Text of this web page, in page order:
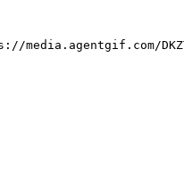
media.agentgif.com/